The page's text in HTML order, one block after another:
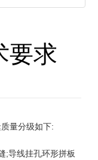
要求
量分级如下:
;导线挂孔环形拼板